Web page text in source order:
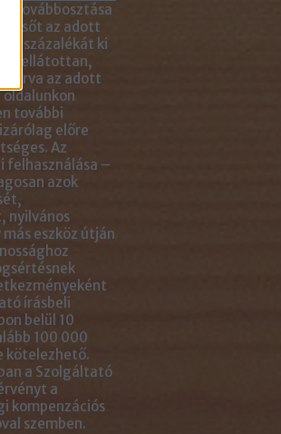
továbbosztása
sőt az adott
5 százalékát ki
ellátottan,
az adott
további
előre
Az
felhasználása –
azok
nyilvános
eszköz útján
írásbeli
belül 10
100 000
kötelezhető.
a Szolgáltató
a
kompenzációs
szemben.